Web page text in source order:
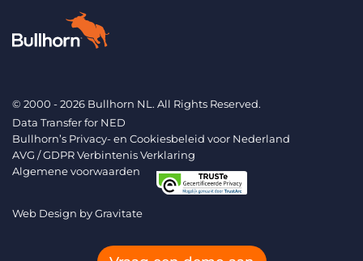
© 2000 - 2026 Bullhorn NL. All Rights Reserved.
Data Transfer for NED
Bullhorn’s Privacy- en Cookiesbeleid voor Nederland
AVG / GDPR Verbintenis Verklaring
Algemene voorwaarden
Web Design byGravitate